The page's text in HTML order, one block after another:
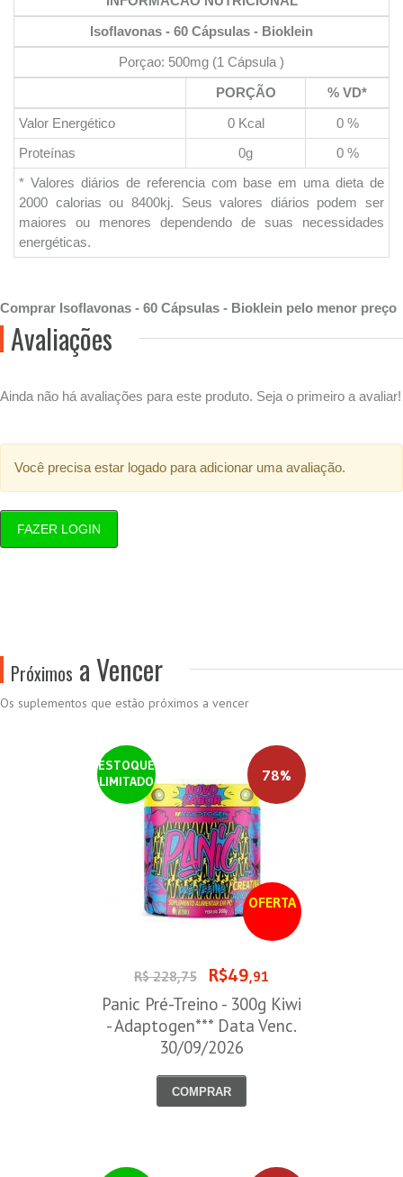
Isoflavonas - 60 Cápsulas - Bioklein
Porçao: 500mg (1 Cápsula )
PORÇÃO
% VD*
Valor Energético
0 Kcal
0 %
Proteínas
0g
0 %
* Valores diários de referencia com base em uma dieta de
2000 calorias ou 8400kj. Seus valores diários podem ser
maiores ou menores dependendo de suas necessidades
energéticas.
Comprar Isoflavonas - 60 Cápsulas - Bioklein pelo menor preço
Avaliações
Ainda não há avaliações para este produto. Seja o primeiro a avaliar!
Você precisa estar logado para adicionar uma avaliação.
FAZER LOGIN
Próximos a Vencer
Os suplementos que estão próximos a vencer
ESTOQUE
LIMITADO
OFERTA
78%
R$ 228,75 R$49,91
Panic Pré-Treino - 300g Kiwi
- Adaptogen*** Data Venc.
30/09/2026
COMPRAR